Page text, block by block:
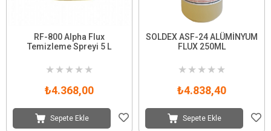
RF-800 Alpha Flux
Temizleme Spreyi 5 L
★ ★ ★ ★ ★
₺4.368,00
Sepete Ekle
SOLDEX ASF-24 ALÜMİNYUM
FLUX 250ML
★ ★ ★ ★ ★
₺4.838,40
Sepete Ekle